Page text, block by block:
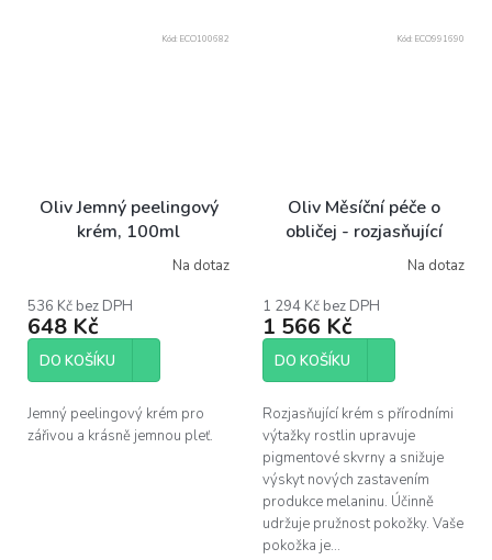
Oliv Jemný peelingový
krém, 100ml
Na dotaz
536 Kč bez DPH
648 Kč
DO KOŠÍKU
Jemný peelingový krém pro
zářivou a krásně jemnou pleť.
Kód: ECO100682
Oliv Měsíční péče o
obličej - rozjasňující
přírodní krém proti
50 ml
produktu
je
4,7
5
Na dotaz
1 294 Kč bez DPH
1 566 Kč
DO KOŠÍKU
Rozjasňující krém s přírodními
výtažky rostlin upravuje
pigmentové skvrny a snižuje
výskyt nových zastavením
produkce melaninu. Účinně
udržuje pružnost pokožky. Vaše
pokožka je...
Kód: ECO991690